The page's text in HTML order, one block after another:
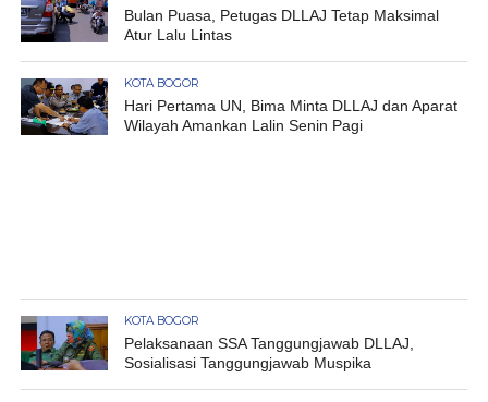
Bulan Puasa, Petugas DLLAJ Tetap Maksimal
Atur Lalu Lintas
KOTA BOGOR
Hari Pertama UN, Bima Minta DLLAJ dan Aparat
Wilayah Amankan Lalin Senin Pagi
KOTA BOGOR
Pelaksanaan SSA Tanggungjawab DLLAJ,
Sosialisasi Tanggungjawab Muspika